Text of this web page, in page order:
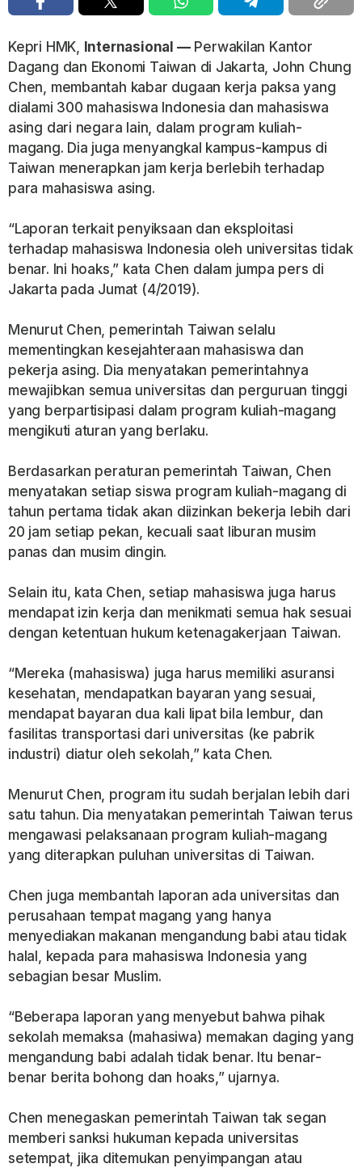
Kepri HMK, Internasional —Perwakilan Kantor
Dagang dan Ekonomi Taiwan di Jakarta, John Chung
Chen, membantah kabar dugaan kerja paksa yang
dialami 300 mahasiswa Indonesia dan mahasiswa
asing dari negara lain, dalam program kuliah-
magang. Dia juga menyangkal kampus-kampus di
Taiwan menerapkan jam kerja berlebih terhadap
para mahasiswa asing.
“Laporan terkait penyiksaan dan eksploitasi
terhadap mahasiswa Indonesia oleh universitas tidak
benar. Ini hoaks,” kata Chen dalam jumpa pers di
Jakarta pada Jumat (4/2019).
Menurut Chen, pemerintah Taiwan selalu
mementingkan kesejahteraan mahasiswa dan
pekerja asing. Dia menyatakan pemerintahnya
mewajibkan semua universitas dan perguruan tinggi
yang berpartisipasi dalam program kuliah-magang
mengikuti aturan yang berlaku.
Berdasarkan peraturan pemerintah Taiwan, Chen
menyatakan setiap siswa program kuliah-magang di
tahun pertama tidak akan diizinkan bekerja lebih dari
20 jam setiap pekan, kecuali saat liburan musim
panas dan musim dingin.
Selain itu, kata Chen, setiap mahasiswa juga harus
mendapat izin kerja dan menikmati semua hak sesuai
dengan ketentuan hukum ketenagakerjaan Taiwan.
“Mereka (mahasiswa) juga harus memiliki asuransi
kesehatan, mendapatkan bayaran yang sesuai,
mendapat bayaran dua kali lipat bila lembur, dan
fasilitas transportasi dari universitas (ke pabrik
industri) diatur oleh sekolah,” kata Chen.
Menurut Chen, program itu sudah berjalan lebih dari
satu tahun. Dia menyatakan pemerintah Taiwan terus
mengawasi pelaksanaan program kuliah-magang
yang diterapkan puluhan universitas di Taiwan.
Chen juga membantah laporan ada universitas dan
perusahaan tempat magang yang hanya
menyediakan makanan mengandung babi atau tidak
halal, kepada para mahasiswa Indonesia yang
sebagian besar Muslim.
“Beberapa laporan yang menyebut bahwa pihak
sekolah memaksa (mahasiwa) memakan daging yang
mengandung babi adalah tidak benar. Itu benar-
benar berita bohong dan hoaks,” ujarnya.
Chen menegaskan pemerintah Taiwan tak segan
memberi sanksi hukuman kepada universitas
setempat, jika ditemukan penyimpangan atau